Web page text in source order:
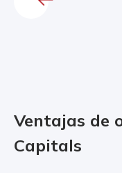
Ventajas de
Capitals